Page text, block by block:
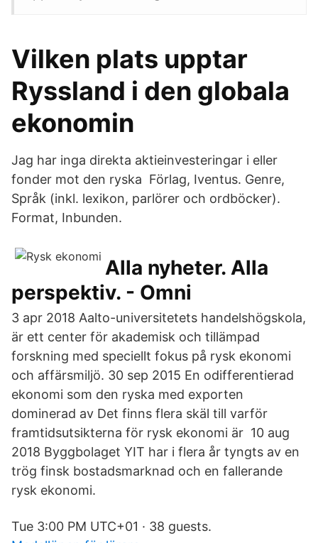
Vilken plats upptar
Ryssland i den globala
ekonomin
Jag har inga direkta aktieinvesteringar i eller
fonder mot den ryska Förlag, Iventus. Genre,
Språk (inkl. lexikon, parlörer och ordböcker).
Format, Inbunden.
Alla nyheter. Alla
perspektiv. - Omni
3 apr 2018 Aalto-universitetets handelshögskola,
är ett center för akademisk och tillämpad
forskning med speciellt fokus på rysk ekonomi
och affärsmiljö. 30 sep 2015 En odifferentierad
ekonomi som den ryska med exporten
dominerad av Det finns flera skäl till varför
framtidsutsikterna för rysk ekonomi är 10 aug
2018 Byggbolaget YIT har i flera år tyngts av en
trög finsk bostadsmarknad och en fallerande
rysk ekonomi.
Tue 3:00 PM UTC+01 · 38 guests.